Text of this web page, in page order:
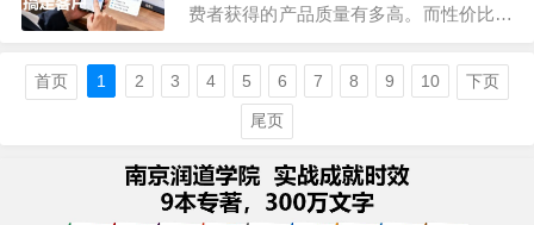
费者获得的产品质量有多高。而性价比是
“性能”，即在一定的价格范围内，产品能
提供多少功能和性能。举个例子，买一个
是也没有苹果贵，质量也不错，买红米手
机是性价比…
首页 1 2 3 4 5 6 7 8 9 10 下页
尾页